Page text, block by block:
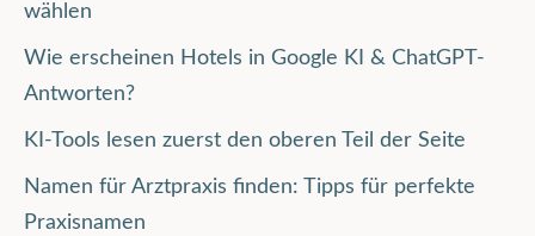
wählen
Wie erscheinen Hotels in Google KI & ChatGPT-
Antworten?
KI-Tools lesen zuerst den oberen Teil der Seite
Namen für Arztpraxis finden: Tipps für perfekte
Praxisnamen